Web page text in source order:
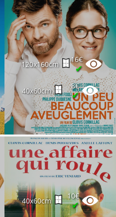
120x160cm
16€
✔
40x60cm
8€
✔
40x60cm
10€
✔